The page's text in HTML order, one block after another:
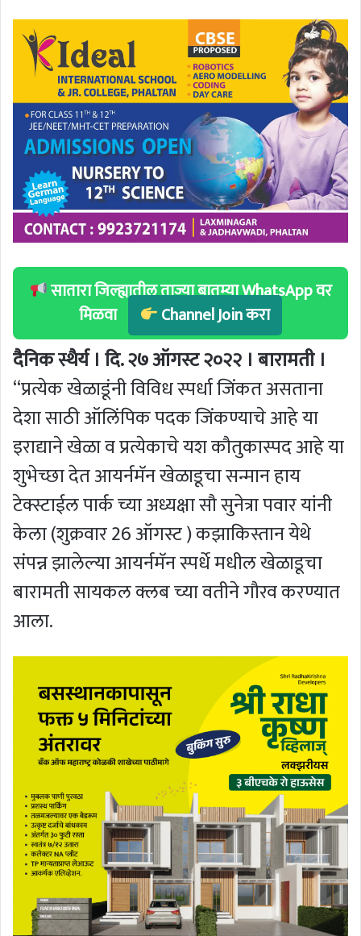
सातारा जिल्ह्यातील ताज्या बातम्या WhatsApp वर
मिळवा
Channel Join करा
दैनिक स्थैर्य । दि. २७ ऑगस्ट २०२२ । बारामती ।
“प्रत्येक खेळाडूंनी विविध स्पर्धा जिंकत असताना
देशा साठी ऑलिंपिक पदक जिंकण्याचे आहे या
इराद्याने खेळा व प्रत्येकाचे यश कौतुकास्पद आहे या
शुभेच्छा देत आयर्नमॅन खेळाडूचा सन्मान हाय
टेक्स्टाईल पार्क च्या अध्यक्षा सौ सुनेत्रा पवार यांनी
केला (शुक्रवार 26 ऑगस्ट ) कझाकिस्तान येथे
संपन्न झालेल्या आयर्नमॅन स्पर्धे मधील खेळाडूचा
बारामती सायकल क्लब च्या वतीने गौरव करण्यात
आला.